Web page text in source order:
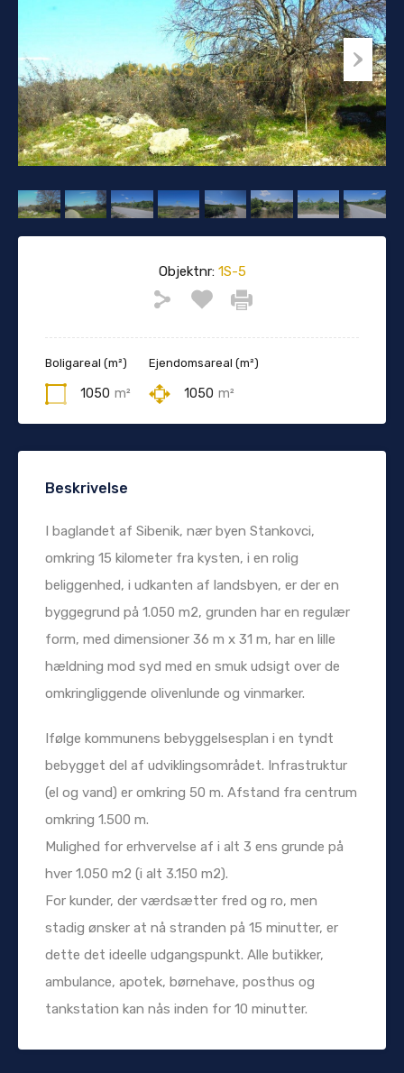
Objektnr:1S-5
Boligareal (m²)
1050 m²
Ejendomsareal (m²)
1050 m²
Beskrivelse
I baglandet af Sibenik, nær byen Stankovci,
omkring 15 kilometer fra kysten, i en rolig
beliggenhed, i udkanten af ​​landsbyen, er der en
byggegrund på 1.050 m2, grunden har en regulær
form, med dimensioner 36 m x 31 m, har en lille
hældning mod syd med en smuk udsigt over de
omkringliggende olivenlunde og vinmarker.
Ifølge kommunens bebyggelsesplan i en tyndt
bebygget del af udviklingsområdet. Infrastruktur
(el og vand) er omkring 50 m. Afstand fra centrum
omkring 1.500 m.
Mulighed for erhvervelse af i alt 3 ens grunde på
hver 1.050 m2 (i alt 3.150 m2).
For kunder, der værdsætter fred og ro, men
stadig ønsker at nå stranden på 15 minutter, er
dette det ideelle udgangspunkt. Alle butikker,
ambulance, apotek, børnehave, posthus og
tankstation kan nås inden for 10 minutter.